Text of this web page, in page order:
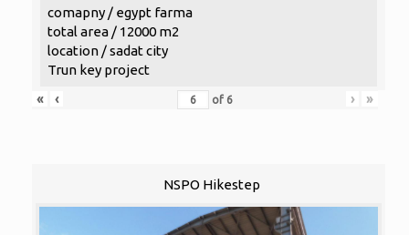
comapny / egypt farma
total area / 12000 m2
location / sadat city
Trun key project
«
‹ of 6 › »
NSPO Hikestep